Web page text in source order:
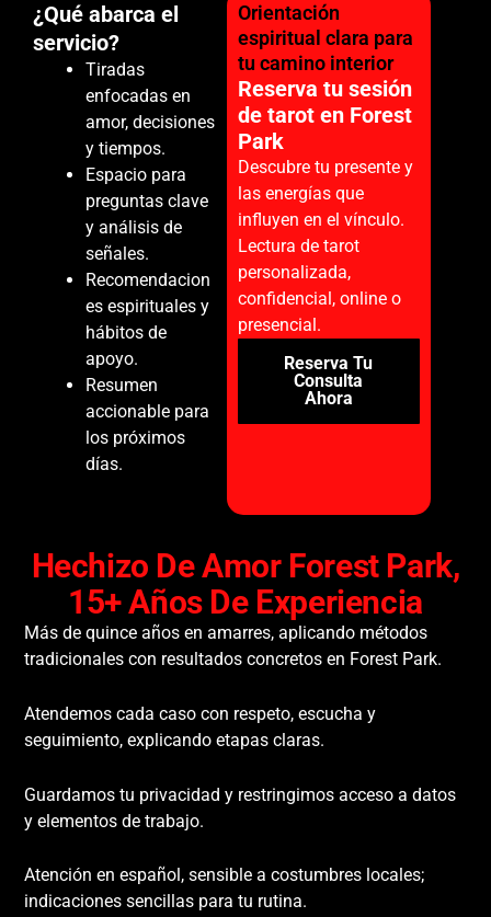
¿Qué abarca el
servicio?
Tiradas
enfocadas en
amor, decisiones
y tiempos.
Espacio para
preguntas clave
y análisis de
señales.
Recomendacion
es espirituales y
hábitos de
apoyo.
Resumen
accionable para
los próximos
días.
Orientación
espiritual clara para
tu camino interior
Reserva tu sesión
de tarot en Forest
Park
Descubre tu presente y
las energías que
influyen en el vínculo.
Lectura de tarot
personalizada,
confidencial, online o
presencial.
Reserva Tu
Consulta
Ahora
Hechizo De Amor Forest Park,
15+ Años De Experiencia
Más de quince años en amarres, aplicando métodos
tradicionales con resultados concretos en Forest Park.
Atendemos cada caso con respeto, escucha y
seguimiento, explicando etapas claras.
Guardamos tu privacidad y restringimos acceso a datos
y elementos de trabajo.
Atención en español, sensible a costumbres locales;
indicaciones sencillas para tu rutina.